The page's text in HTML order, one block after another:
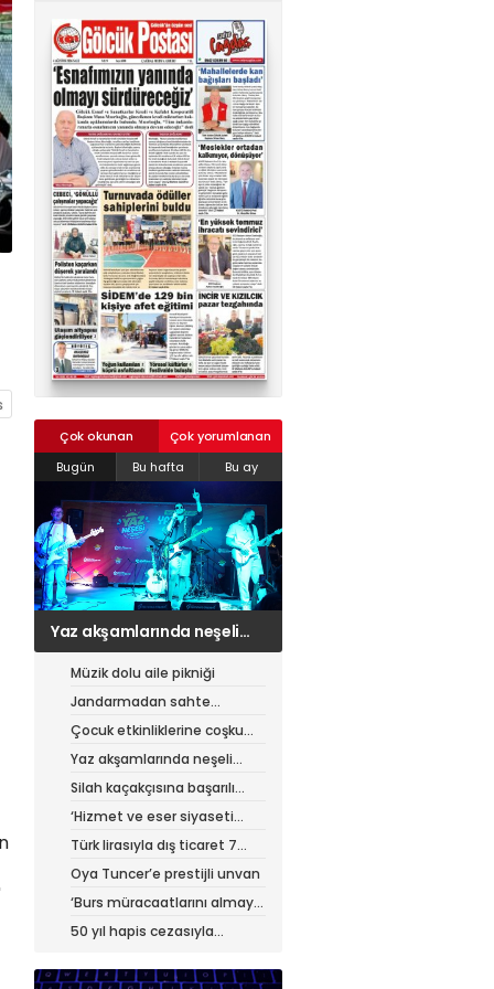
Çok okunan
Çok yorumlanan
Bugün
Bu hafta Bu ay
Yaz akşamlarında neşeli
etkinlikler
Müzik dolu aile pikniği
Jandarmadan sahte
çantacılara darbe
Çocuk etkinliklerine coşku
dolu final
Yaz akşamlarında neşeli
etkinlikler
Silah kaçakçısına başarılı
operasyon
‘Hizmet ve eser siyaseti
yapıyoruz’
Türk lirasıyla dış ticaret 7
ayda 900 milyar lirayı aştı
Oya Tuncer’e prestijli unvan
‘Burs müracaatlarını almaya
başladık’
50 yıl hapis cezasıyla
02624132333
haber@golcukpostasi.com